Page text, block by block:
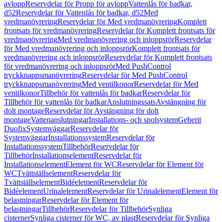
avloppReservdelar för Propp för avloppVattenlås för badkar,
d52Reservdelar för Vattenlås för badkar, d52Med
vredmanövreringReservdelar för Med vredmanövreringKomplett
frontsats för vredmanövreringReservdelar för Komplett frontsats för
vredmanövreringMed vredmanövrering och inloppsrörReservdelar
för Med vredmanövrering och inloppsrörKomplett frontsats för
vredmanövrering och inloppsrörReservdelar för Komplett frontsats
för vredmanövrering och inloppsrörMed PushControl
tryckknappsmanövreringReservdelar för Med PushControl
tryckknappsmanövreringMed ventilkonorReservdelar för Med
ventilkonorTillbehör för vattenlås för badkarReservdelar för
Tillbehör för vattenlås för badkarAnslutningssatsAvstängning för
dolt montageReservdelar för Avstängning för dolt
montageVattenanslutningarInstallations- och spolsystemGeberit
DuofixSystemväggarReservdelar för
SystemväggarInstallationssystemReservdelar för
InstallationssystemTillbehörReservdelar för
TillbehörInstallationselementReservdelar för
InstallationselementElement för WCReservdelar för Element för
WCTvättställselementReservdelar för
TvättställselementBidéelementReservdelar för
BidéelementUrinalelementReservdelar för UrinalelementElement för
belastningarReservdelar för Element för
belastningarTillbehörReservdelar för TillbehörSynliga
cisternerSynliga cisterner för WC, av plastReservdelar för Synliga